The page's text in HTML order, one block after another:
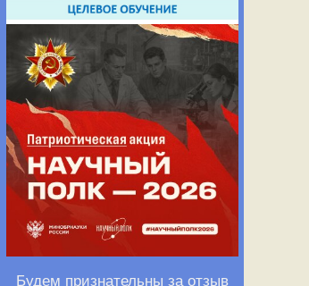
Будем признательны за отзыв